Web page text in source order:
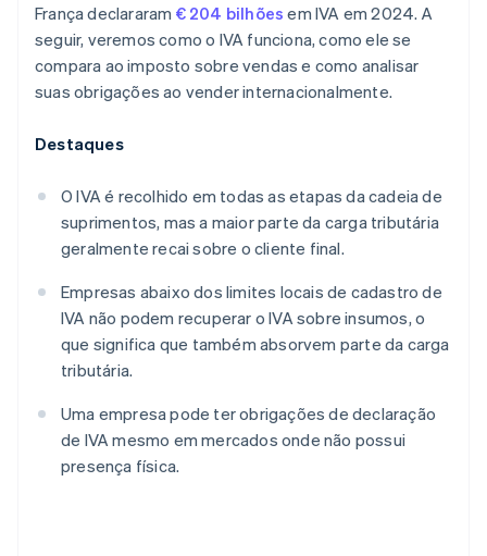
França declararam € 204 bilhões em IVA em 2024. A
seguir, veremos como o IVA funciona, como ele se
compara ao imposto sobre vendas e como analisar
suas obrigações ao vender internacionalmente.
Destaques
O IVA é recolhido em todas as etapas da cadeia de
suprimentos, mas a maior parte da carga tributária
geralmente recai sobre o cliente final.
Empresas abaixo dos limites locais de cadastro de
IVA não podem recuperar o IVA sobre insumos, o
que significa que também absorvem parte da carga
tributária.
Uma empresa pode ter obrigações de declaração
de IVA mesmo em mercados onde não possui
presença física.